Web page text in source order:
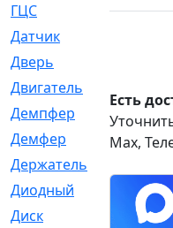
ГЦС
Датчик
Дверь
Двигатель
Демпфер
Демфер
Держатель
Диодный
[3]
Диск
Есть
Max,